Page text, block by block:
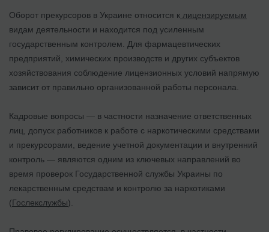
Оборот прекурсоров в Украине относится к лицензируемым
видам деятельности и находится под усиленным
государственным контролем. Для фармацевтических
предприятий, химических производств и других субъектов
хозяйствования соблюдение лицензионных условий напрямую
зависит от правильно организованной работы персонала.
Кадровые вопросы — в частности назначение ответственных
лиц, допуск работников к работе с наркотическими средствами
и прекурсорами, ведение учетной документации и внутренний
контроль — являются одним из ключевых направлений во
время проверок Государственной службы Украины по
лекарственным средствам и контролю за наркотиками
(Гослекслужбы).